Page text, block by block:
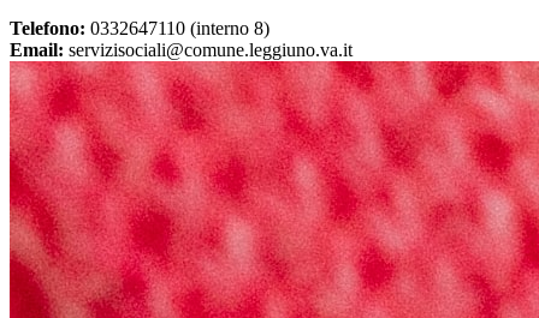
Telefono: 0332647110 (interno 8)
Email: servizisociali@comune.leggiuno.va.it